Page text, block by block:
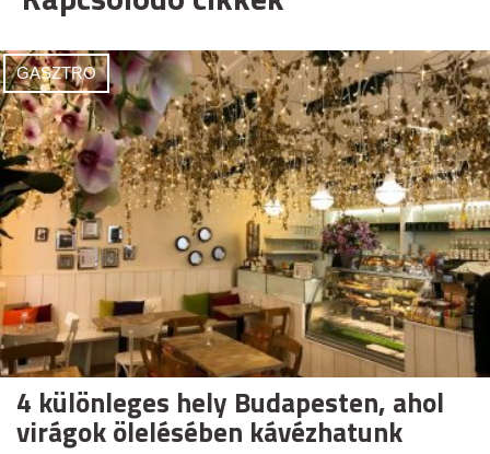
GASZTRO
4 különleges hely Budapesten, ahol
virágok ölelésében kávézhatunk